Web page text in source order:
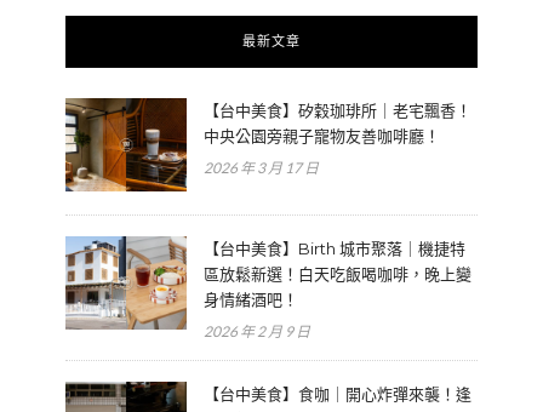
最新文章
【台中美食】矽穀珈琲所｜老宅飄香！
中央公園旁親子寵物友善咖啡廳！
2026 年 3 月 17 日
【台中美食】Birth 城市聚落｜機捷特
區放鬆新選！白天吃飯喝咖啡，晚上變
身情緒酒吧！
2026 年 2 月 9 日
【台中美食】食咖｜開心炸彈來襲！逢